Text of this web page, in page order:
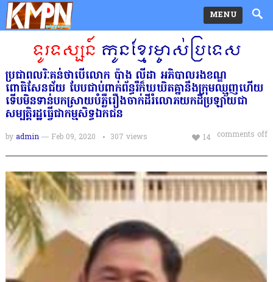
MENU
ប្រជាពលរិៈគន់ថាបេីលោក​ ប៉ាង​ លីដា​ អភិបាលរងខណ្ឌ
ពោធិសែនជ័យ​ បែបជាប់ពាក់ព័ន្ធរឺក៏ឃឃិតគ្នានឹងក្រុមឈ្មួញហេីយ
ទេីបមិនទាន់បកស្រាយបំភ្លឺរឿងចាក់ដីរំលោភយកដីប្រឡាយជា
សម្បត្ដិរដ្ឋធ្វេីជាកម្មសិទ្ធឯកជន
by admin — Feb 09, 2020 307 views comments off
14